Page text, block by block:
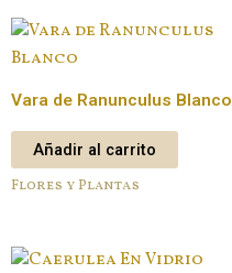
Vara de Ranunculus Blanco
Añadir al carrito
Flores y Plantas